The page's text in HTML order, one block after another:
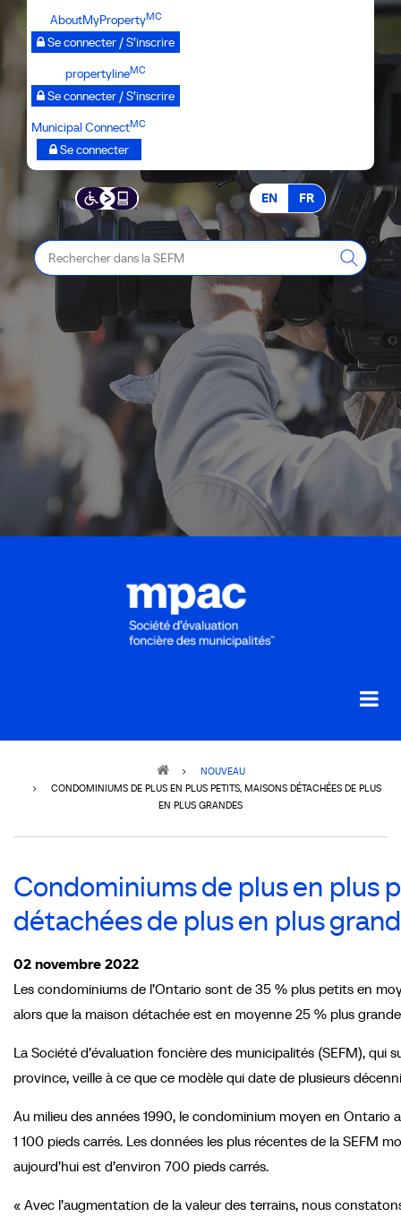
Passer
principal
AboutMyPropertyMC
Se connecter / S’inscrire
propertylineMC
Se connecter / S’inscrire
Municipal ConnectMC
Se connecter
EN FR
Rechercher
dans
NOUVEAU
CONDOMINIUMS DE PLUS EN PLUS PETITS, MAISONS DÉTACHÉES DE PLUS
EN PLUS GRANDES
Condominiums de plus en plus
détachées de plus en plus
02 novembre 2022
Les condominiums de l’Ontario sont de 35 % plus petits en
alors que la maison détachée est en moyenne 25 % plus
La Société d’évaluation foncière des municipalités (SEFM), qui
province, veille à ce que ce modèle qui date de plusieurs
Au milieu des années 1990, le condominium moyen en Ontario
1 100 pieds carrés. Les données les plus récentes de la SEFM
aujourd’hui est d’environ 700 pieds carrés.
« Avec l’augmentation de la valeur des terrains, nous